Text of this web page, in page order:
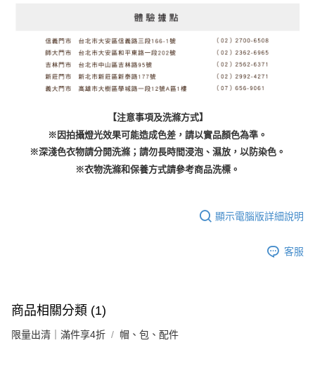
【注意事項及洗滌方式】
※因拍攝燈光效果可能造成色差，請以實品顏色為準。
※深淺色衣物請分開洗滌；請勿長時間浸泡、濕放，以防染色。
※衣物洗滌和保養方式請參考商品洗標。
顯示電腦版詳細說明
客服
商品相關分類 (1)
限量出清｜滿件享4折 帽、包、配件